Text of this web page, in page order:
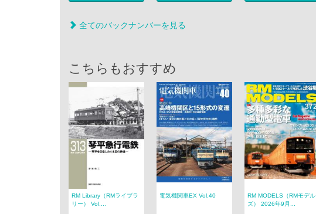
全てのバックナンバーを見る
こちらもおすすめ
RM Library（RMライブラ
リー） Vol....
電気機関車EX Vol.40
RM MODELS（RMモデル
ズ） 2026年9月...